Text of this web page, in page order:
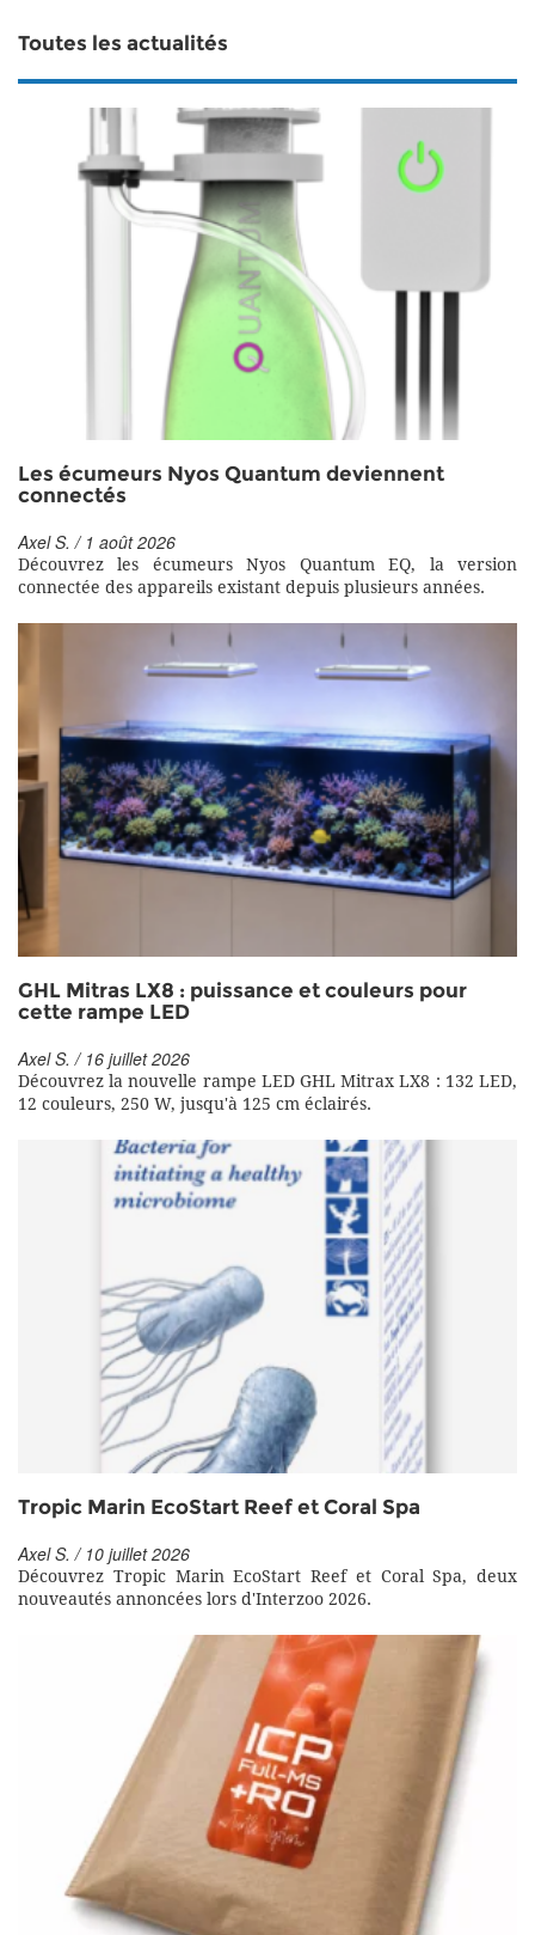
Toutes les actualités
Les écumeurs Nyos Quantum deviennent
connectés
Axel S. / 1 août 2026
Découvrez les écumeurs Nyos Quantum EQ, la version
connectée des appareils existant depuis plusieurs années.
GHL Mitras LX8 : puissance et couleurs pour
cette rampe LED
Axel S. / 16 juillet 2026
Découvrez la nouvelle rampe LED GHL Mitrax LX8 : 132 LED,
12 couleurs, 250 W, jusqu'à 125 cm éclairés.
Tropic Marin EcoStart Reef et Coral Spa
Axel S. / 10 juillet 2026
Découvrez Tropic Marin EcoStart Reef et Coral Spa, deux
nouveautés annoncées lors d'Interzoo 2026.